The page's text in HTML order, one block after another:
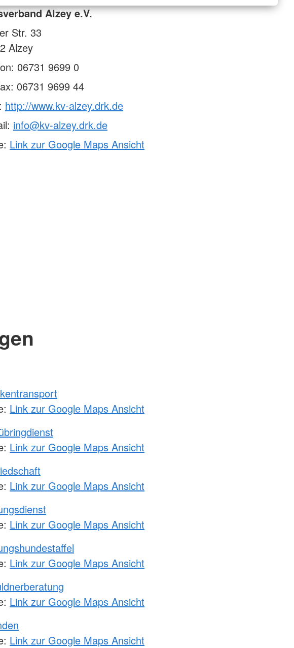
Alzey e.V.
Str. 33
Alzey
06731 9699 0
06731 9699 44
http://www.kv-alzey.drk.de
info@kv-alzey.drk.de
Link zur Google Maps Ansicht
Link zur Google Maps Ansicht
Link zur Google Maps Ansicht
Link zur Google Maps Ansicht
Link zur Google Maps Ansicht
Link zur Google Maps Ansicht
Link zur Google Maps Ansicht
Link zur Google Maps Ansicht